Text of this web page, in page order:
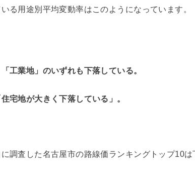
る用途別平均変動率はこのようになっています。
県
工業地」のいずれも下落している。
宅地が大きく下落している」。
調査した名古屋市の路線価ランキングトップ10